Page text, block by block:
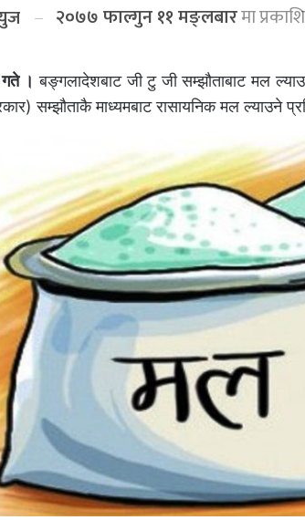
२०७७ फाल्गुन ११ मङ्लबारमा
। बङ्गलादेशबाट जी टु जी सम्झौताबाट मल
सम्झौताकै माध्यमबाट रासायनिक मल ल्याउने